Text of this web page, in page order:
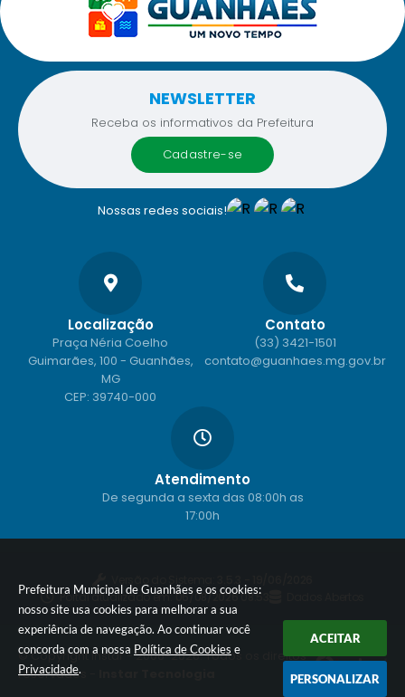
Prefeitura Municipal de Guanhães e os cookies:
nosso site usa cookies para melhorar a sua
experiência de navegação. Ao continuar você
concorda com a nossa Política de Cookies e
Privacidade.
ACEITAR
PERSONALIZAR
Nossas redes sociais!
NEWSLETTER
Receba os informativos da Prefeitura
cadastre-se
Localização
Praça Néria Coelho
Guimarães, 100 - Guanhães,
MG
CEP: 39740-000
Contato
(33) 3421-1501
contato@guanhaes.mg.gov.br
Atendimento
De segunda a sexta das 08:00h as
17:00h
Portal atualizado em:06/08/2026 08:53
© Copyright Instar - 2006-2026. Todos os direitos
reservados -